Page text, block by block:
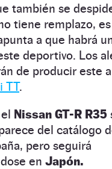
también se
tiene remplazo,
a que habrá
deportivo. Los
de producir este
TT.
Nissan GT-R R35
del catálogo
pero seguirá
en Japón.